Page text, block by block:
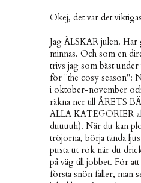
Okej, det var det
Jag ÄLSKAR julen. Har
minnas. Och som en
trivs jag som bäst under
för "the cosy season":
i oktober-november
räkna ner till ÅRETS
ALLA KATEGORIER
duuuuh). När du kan
tröjorna, börja tända
pusta ut rök när du
på väg till jobbet. För
första snön faller, man